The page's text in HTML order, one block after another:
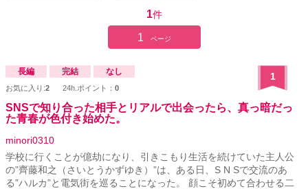
1件
1 ページ
長編 完結 なし
お気に入り:2 24h.ポイント： 0
1
SNSで知り合った相手とリアルで出会ったら、真っ暗だっ
た青春が色付き始めた。
minori0310
学校に行くことが億劫になり、引きこもり生活を続けていた主人公
の”齊藤和之（さいとうかずゆき）”は、ある日、S N Sで交流のあ
る”ハルカ”と電気街を巡ることになった。 顔こそ初めて合わせる二